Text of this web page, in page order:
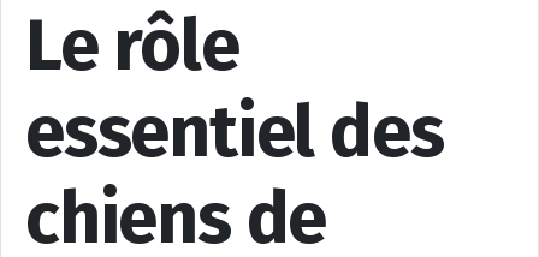
Le rôle
essentiel des
chiens de